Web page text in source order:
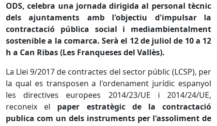
ODS, celebra una jornada dirigida al personal tècnic
dels ajuntaments amb l'objectiu d'impulsar la
contractació pública social i mediambientalment
sostenible a la comarca. Serà el 12 de juliol de 10 a 12
h a Can Ribas (Les Franqueses del Vallès).
La Llei 9/2017 de contractes del sector públic (LCSP), per
la qual es transposen a l'ordenament jurídic espanyol
les directives europees 2014/23/UE i 2014/24/UE,
reconeix el paper estratègic de la contractació
publica com un dels instruments per l'assoliment de